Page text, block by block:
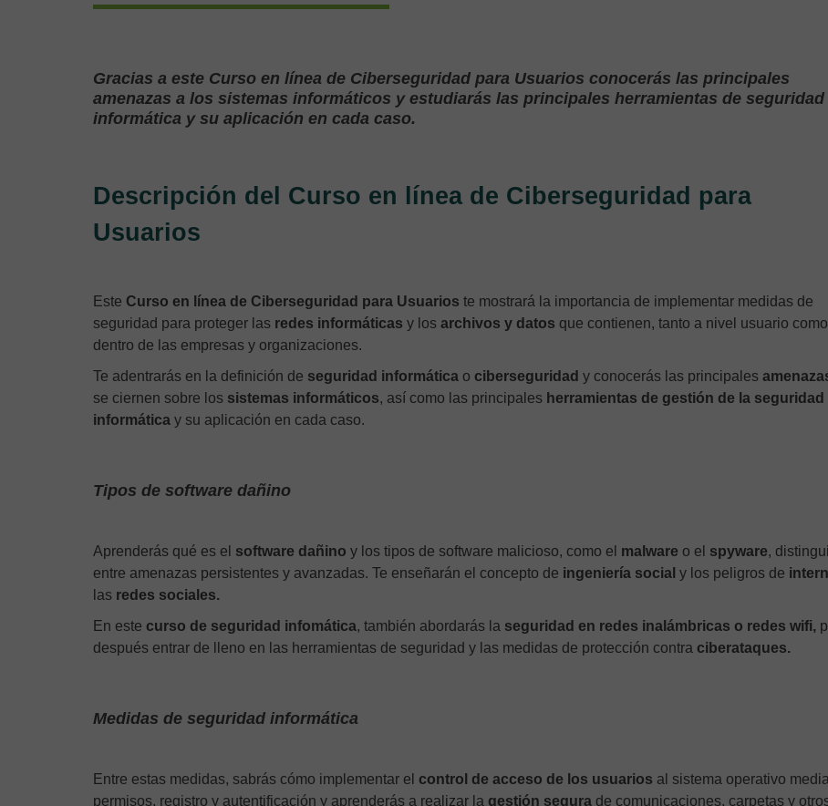
Gracias a este Curso en línea de Ciberseguridad para Usuarios conocerás las principales
amenazas a los sistemas informáticos y estudiarás las principales herramientas de seguridad
informática y su aplicación en cada caso.
Descripción del Curso en línea de Ciberseguridad para
Usuarios
Este Curso en línea de Ciberseguridad para Usuarios te mostrará la importancia de implementar medidas de
seguridad para proteger las redes informáticas y los archivos y datos que contienen, tanto a nivel usuario como
dentro de las empresas y organizaciones.
Te adentrarás en la definición de seguridad informática o ciberseguridad y conocerás las principales
se ciernen sobre los sistemas informáticos, así como las principales herramientas de gestión de la seguridad
informática y su aplicación en cada caso.
Tipos de software dañino
Aprenderás qué es el software dañino y los tipos de software malicioso, como el malware o el spyware,
entre amenazas persistentes y avanzadas. Te enseñarán el concepto de ingeniería social y los peligros de
las redes sociales.
En este curso de seguridad infomática, también abordarás la seguridad en redes inalámbricas o redes wifi,
después entrar de lleno en las herramientas de seguridad y las medidas de protección contra ciberataques.
Medidas de seguridad informática
Entre estas medidas, sabrás cómo implementar el control de acceso de los usuarios al sistema operativo
permisos, registro y autentificación y aprenderás a realizar la gestión segura de comunicaciones, carpetas y